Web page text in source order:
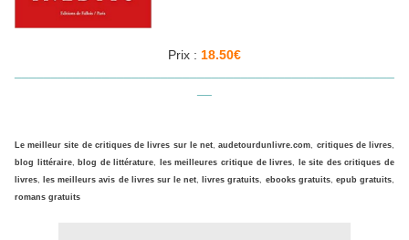
Prix : 18.50€
Le meilleur site de critiques de livres sur le net ,audetourdunlivre.com critiques de livres
blog littéraire, blog de littérature les meilleures critique de livres
le site des critiques de
livres
les meilleurs avis de livres sur le net livres gratuits ebooks gratuits, epub gratuits
romans gratuits